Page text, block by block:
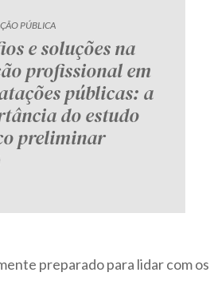
PÚBLICA
e soluções na
profissional em
públicas: a
do estudo
preliminar
preparado para lidar com